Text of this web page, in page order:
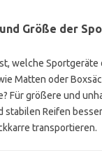
Größe der
welche
Matten oder
Für größere und
stabilen Reifen
transportieren.